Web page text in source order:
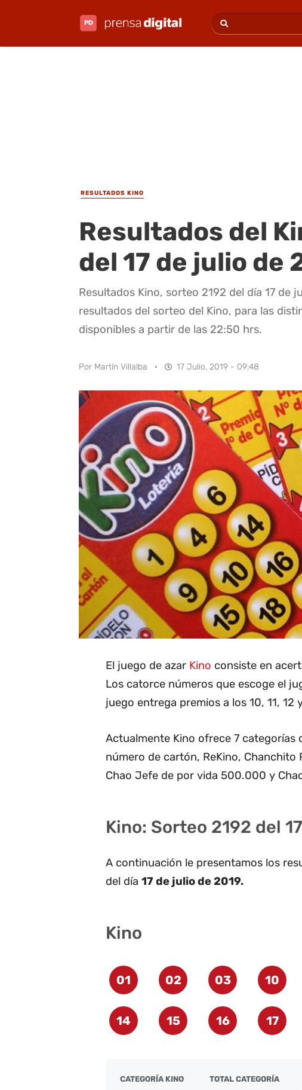
RESULTADOS KINO
Resultados del
del 17 de julio de
Resultados Kino, sorteo 2192 del día 17 de
resultados del sorteo del Kino, para las
disponibles a partir de las 22:50 hrs.
Por Martín Villalba · 17 Julio, 2019 - 09:48
El juego de azar Kino consiste en
Los catorce números que escoge el
juego entrega premios a los 10, 11, 12
Actualmente Kino ofrece 7 categorías
número de cartón, ReKino, Chanchito
Chao Jefe de por vida 500.000 y
Kino: Sorteo 2192 del
A continuación le presentamos los
del día 17 de julio de 2019.
Kino
01 02 03 10
14 15 16 17
CATEGORÍA KINO TOTAL CATEGORÍA